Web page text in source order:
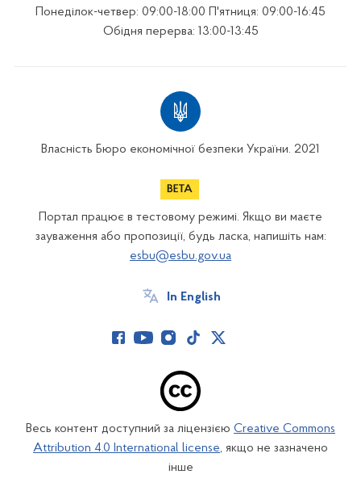
Понеділок-четвер: 09:00-18:00 П'ятниця: 09:00-16:45
Обідня перерва: 13:00-13:45
Власність Бюро економічної безпеки України. 2021
Портал працює в тестовому режимі. Якщо ви маєте
зауваження або пропозиції, будь ласка, напишіть нам:
esbu@esbu.gov.ua
In English
Весь контент доступний за ліцензією Creative Commons
Attribution 4.0 International license, якщо не зазначено
інше